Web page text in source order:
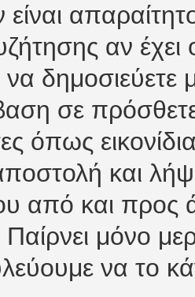
αν έχει
δημοσιεύετε
σε
όπως
και
από και προς
μόνο
να το